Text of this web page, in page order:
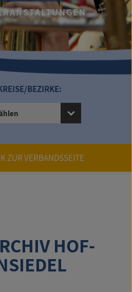
BEZIRKE:
ZUR VERBANDSSEITE
HOF-